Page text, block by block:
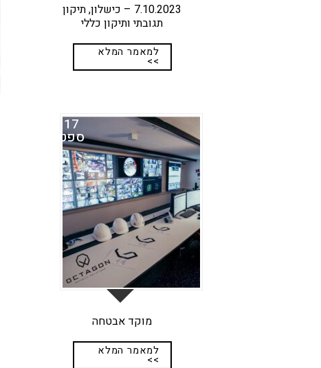
7.10.2023 – כישלון, תיקון
תגובתי ותיקון כללי
למאמר המלא
>>
מוקד אבטחה
17
ספט
למאמר המלא
>>